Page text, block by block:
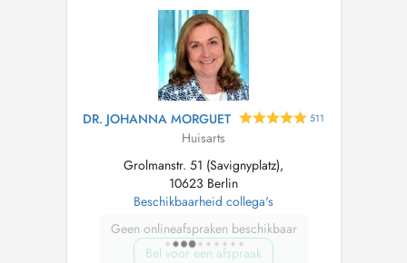
medizinischen Fachangestellten und
Auszubildenden bietet Ihnen Qualität und
Leistung in einer...
DR. JOHANNA MORGUET 511
Huisarts
Grolmanstr. 51 (Savignyplatz),
10623 Berlin
Beschikbaarheid collega's
Geen onlineafspraken beschikbaar
Bel voor een afspraak